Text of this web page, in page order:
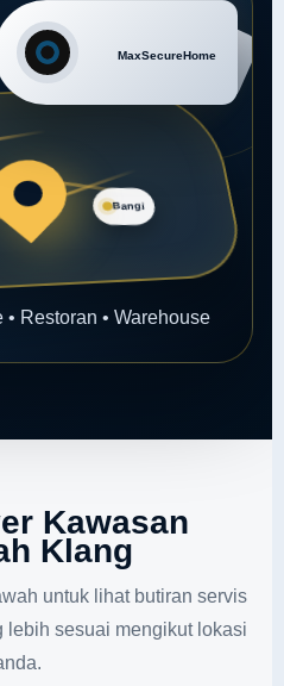
Bangi
• Restoran • Warehouse
Kawasan
Klang
untuk lihat butiran servis
lebih sesuai mengikut lokasi